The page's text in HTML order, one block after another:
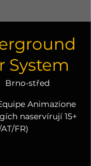
System
Brno-střed
Animazione
naservírují 15+
FR)